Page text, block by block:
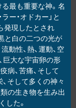
最も重要な神。名
ー・オドカー」と
発現したとされ
と白の二つの光が
動性、熱、運動、空
巨大な宇宙卵の形
病、苦痛、そして
そして多くの神々
の生き物を生み出
した。